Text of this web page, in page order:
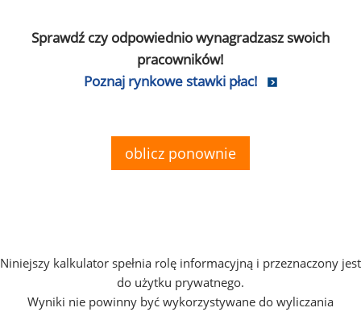
Sprawdź czy odpowiednio wynagradzasz swoich
pracowników!
Poznaj rynkowe stawki płac!
oblicz ponownie
Niniejszy kalkulator spełnia rolę informacyjną i przeznaczony jest
do użytku prywatnego.
Wyniki nie powinny być wykorzystywane do wyliczania